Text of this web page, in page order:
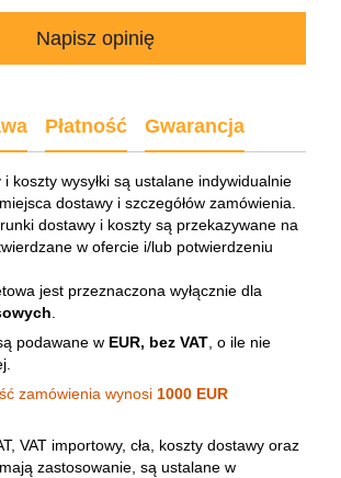
Napisz opinię
Płatność Gwarancja
koszty wysyłki są ustalane indywidualnie
dostawy i szczegółów zamówienia.
dostawy i koszty są przekazywane na
w ofercie i/lub potwierdzeniu
jest przeznaczona wyłącznie dla
podawane w EUR, bez VAT , o ile nie
zamówienia wynosi 1000 EUR
VAT importowy, cła, koszty dostawy oraz
zastosowanie, są ustalane w